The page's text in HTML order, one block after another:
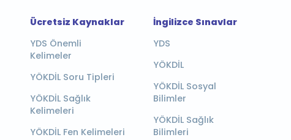
Ücretsiz Kaynaklar
YDS Önemli
Kelimeler
YÖKDİL Soru Tipleri
YÖKDİL Sağlık
Kelimeleri
YÖKDİL Fen Kelimeleri
İngilizce Sınavlar
YDS
YÖKDİL
YÖKDİL Sosyal
Bilimler
YÖKDİL Sağlık
Bilimleri